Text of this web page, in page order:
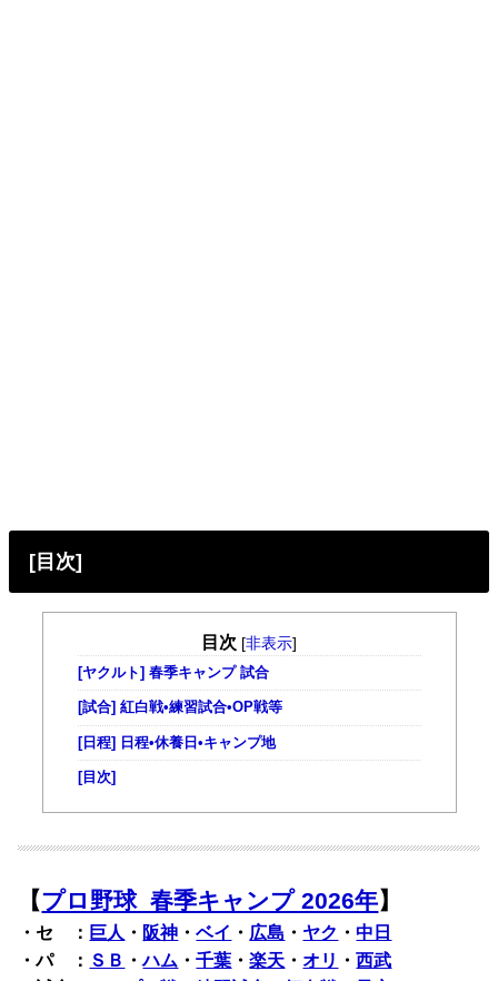
[目次]
目次 [非表示]
[ヤクルト] 春季キャンプ 試合
[試合] 紅白戦•練習試合•OP戦等
[日程] 日程•休養日•キャンプ地
[目次]
【プロ野球 春季キャンプ 2026年】
・セ ： 巨人 ・ 阪神 ・ベイ ・ 広島 ・ ヤク ・中日
・パ ： ＳＢ ・ハム ・千葉 ・楽天 ・オリ ・西武